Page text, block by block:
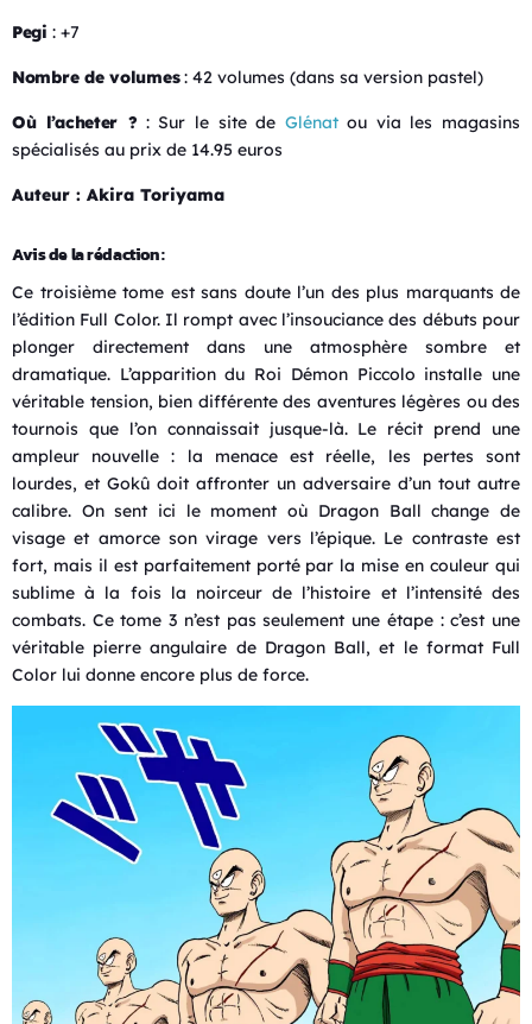
Pegi : +7
Nombre de volumes: 42 volumes (dans sa version pastel)
Où l’acheter ? : Sur le site de Glénatou via les magasins
spécialisés au prix de 14.95 euros
Auteur : Akira Toriyama
Avis de la rédaction :
Ce troisième tome est sans doute l’un des plus marquants de
l’édition Full Color. Il rompt avec l’insouciance des débuts pour
plonger directement dans une atmosphère sombre et
dramatique. L’apparition du Roi Démon Piccolo installe une
véritable tension, bien différente des aventures légères ou des
tournois que l’on connaissait jusque-là. Le récit prend une
ampleur nouvelle : la menace est réelle, les pertes sont
lourdes, et Gokû doit affronter un adversaire d’un tout autre
calibre. On sent ici le moment où Dragon Ball change de
visage et amorce son virage vers l’épique. Le contraste est
fort, mais il est parfaitement porté par la mise en couleur qui
sublime à la fois la noirceur de l’histoire et l’intensité des
combats. Ce tome 3 n’est pas seulement une étape : c’est une
véritable pierre angulaire de Dragon Ball, et le format Full
Color lui donne encore plus de force.